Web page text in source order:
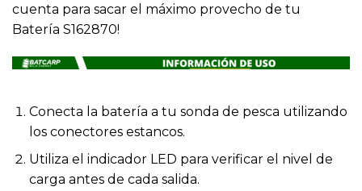
cuenta para sacar el máximo provecho de tu
Batería S162870!
Conecta la batería a tu sonda de pesca utilizando
los conectores estancos.
Utiliza el indicador LED para verificar el nivel de
carga antes de cada salida.